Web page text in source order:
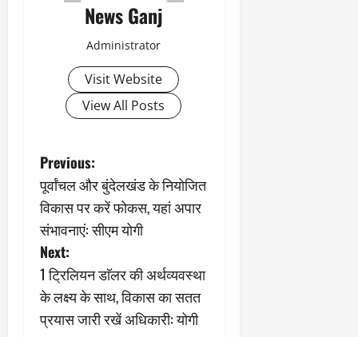
News Ganj
Administrator
Visit Website
View All Posts
P
o
s
t
n
Previous:
पूर्वांचल और बुंदेलखंड के नियोजित
विकास पर करें फोकस, यहां अपार
संभावनाएं: सीएम योगी
Next:
1 ट्रिलियन डाॅलर की अर्थव्यवस्था
के लक्ष्य के साथ, विकास का सतत
प्रयास जारी रखें अधिकारी: योगी